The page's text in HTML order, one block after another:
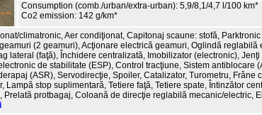
Consumption (comb./urban/extra-urban): 5,9/8,1/4,7 l/100 km*
Co2 emission: 142 g/km*
climatronic, Aer condiţionat, Capitonaj scaune: stofă, Parktronic
(2 geamuri), Acţionare electrică geamuri, Oglindă reglabilă
lateral (faţă), Închidere centralizată, Imobilizator (electronic),
de stabilitate (ESP), Control tracţiune, Sistem antiblocare
(ASR), Servodirecţie, Spoiler, Catalizator, Turometru, Frâne
Lampă stop suplimentară, Tetiere faţă, Tetiere spate, Întinzător
Prelată protbagaj, Coloană de direcţie reglabilă mecanic/electric,